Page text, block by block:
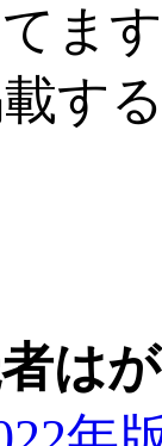
ま
す
は